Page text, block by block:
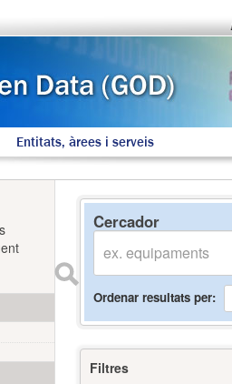
Entitats, àrees i serveis
Cercador
Ordenar resultats per
Filtres